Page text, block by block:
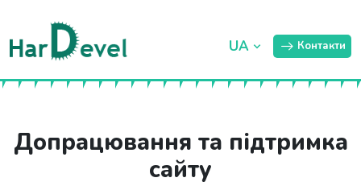
UA Контакти
Допрацювання та підтримка
сайту